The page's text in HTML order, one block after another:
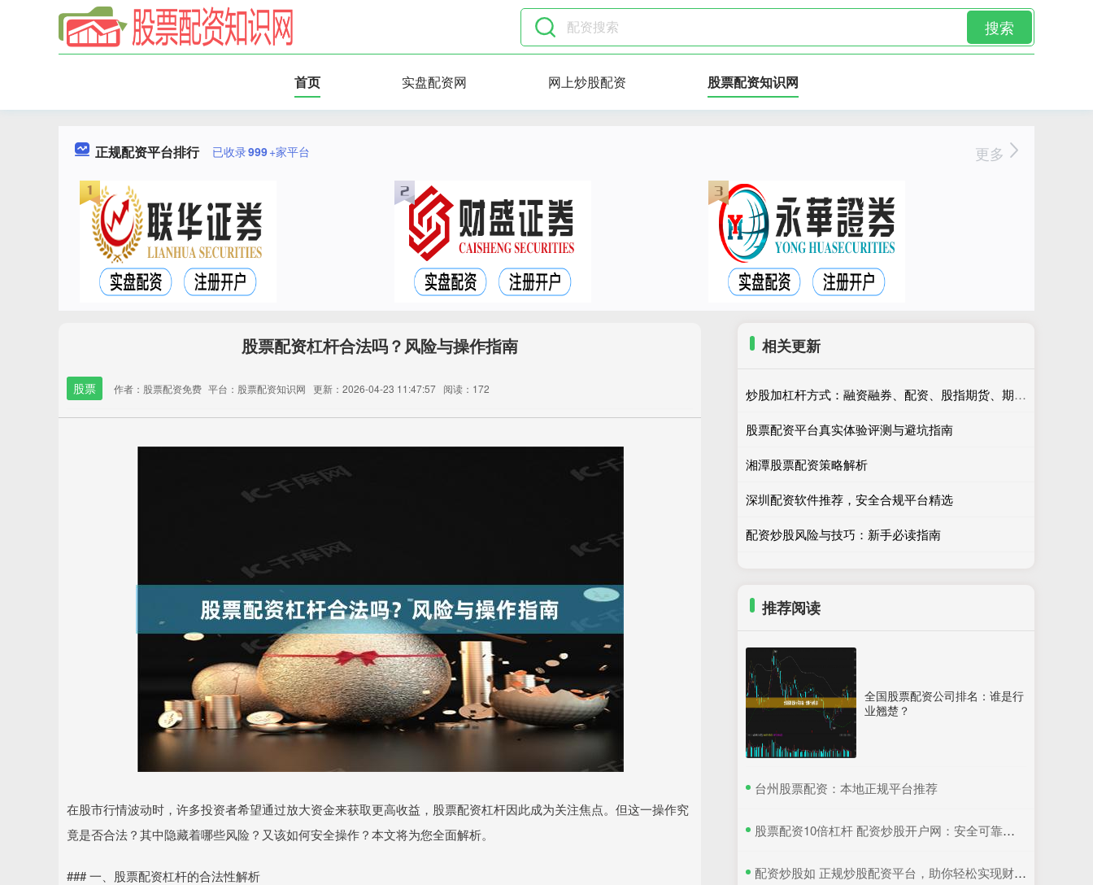
搜索
首页 实盘配资网 网上炒股配资 股票配资知识网
正规配资平台排行 已收录999+家平台 更多
股票配资杠杆合法吗？风险与操作指南
股票 作者：股票配资免费 平台：股票配资知识网 更新：2026-04-23 11:47:57 阅读：172
在股市行情波动时，许多投资者希望通过放大资金来获取更高收益，股票配资杠杆因此成为关注焦点。但这一操作究
竟是否合法？其中隐藏着哪些风险？又该如何安全操作？本文将为您全面解析。
### 一、股票配资杠杆的合法性解析
相关更新
炒股加杠杆方式：融资融券、配资、股指期货、期权等。
股票配资平台真实体验评测与避坑指南
湘潭股票配资策略解析
深圳配资软件推荐，安全合规平台精选
配资炒股风险与技巧：新手必读指南
推荐阅读
全国股票配资公司排名：谁是行
业翘楚？
​台州股票配资：本地正规平台推荐
​股票配资10倍杠杆 配资炒股开户网：安全可靠，轻松入市
​配资炒股如 正规炒股配资平台，助你轻松实现财富增值